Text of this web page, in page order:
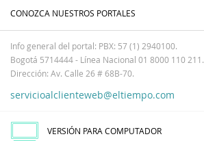
CONOZCA NUESTROS PORTALES
Info general del portal: PBX: 57 (1) 2940100.
Bogotá 5714444 - Línea Nacional 01 8000 110 211.
Dirección: Av. Calle 26 # 68B-70.
servicioalclienteweb@eltiempo.com
VERSIÓN PARA COMPUTADOR